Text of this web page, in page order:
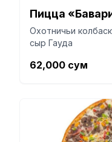
Пицца
Охотничьи
сыр Гауда
62,000 сум